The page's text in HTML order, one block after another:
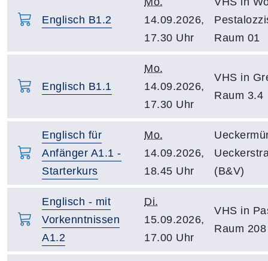
Englisch B1.2
14.09.2026,
17.30 Uhr
Raum 01
Englisch B1.1
Mo.
14.09.2026,
17.30 Uhr
VHS in
Raum 3.4
Englisch für
Anfänger A1.1 -
Starterkurs
Mo.
14.09.2026,
18.45 Uhr
(B&V)
Englisch - mit
Vorkenntnissen
A1.2
Di.
15.09.2026,
17.00 Uhr
VHS in
Raum 208